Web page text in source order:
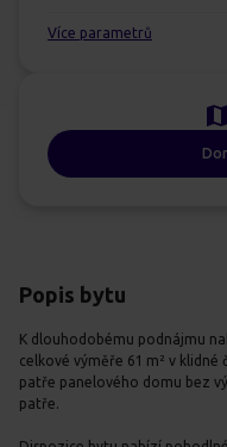
Více parametrů
Popis bytu
K dlouhodobému podnájmu
celkové výměře 61 m² v klidné
patře panelového domu bez
patře.